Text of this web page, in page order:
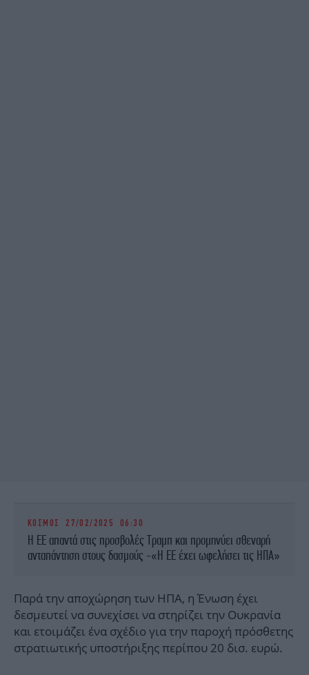
ΚΟΣΜΟΣ 27/02/2025 06:30
Η ΕΕ απαντά στις προσβολές Τραμπ και προμηνύει σθεναρή
ανταπάντηση στους δασμούς -«Η ΕΕ έχει ωφελήσει τις ΗΠΑ»
Παρά την αποχώρηση των ΗΠΑ, η Ένωση έχει
δεσμευτεί να συνεχίσει να στηρίζει την Ουκρανία
και ετοιμάζει ένα σχέδιο για την παροχή πρόσθετης
στρατιωτικής υποστήριξης περίπου 20 δισ. ευρώ.